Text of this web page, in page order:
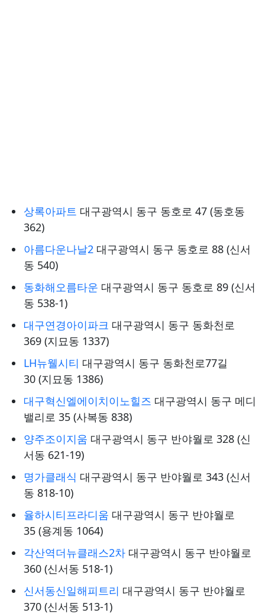
상록아파트 대구광역시 동구 동호로 47 (동호동
362)
아름다운나날2 대구광역시 동구 동호로 88 (신서
동 540)
동화해오름타운 대구광역시 동구 동호로 89 (신서
동 538-1)
대구연경아이파크 대구광역시 동구 동화천로
369 (지묘동 1337)
LH뉴웰시티 대구광역시 동구 동화천로77길
30 (지묘동 1386)
대구혁신엘에이치이노힐즈 대구광역시 동구 메디
밸리로 35 (사복동 838)
양주조이지움 대구광역시 동구 반야월로 328 (신
서동 621-19)
명가클래식 대구광역시 동구 반야월로 343 (신서
동 818-10)
율하시티프라디움 대구광역시 동구 반야월로
35 (용계동 1064)
각산역더뉴클래스2차 대구광역시 동구 반야월로
360 (신서동 518-1)
신서동신일해피트리 대구광역시 동구 반야월로
370 (신서동 513-1)